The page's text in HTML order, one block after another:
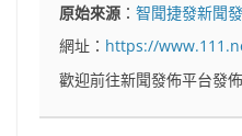
原始來源 ：智聞捷發新聞
網址： https://
歡迎前往新聞發佈平台發